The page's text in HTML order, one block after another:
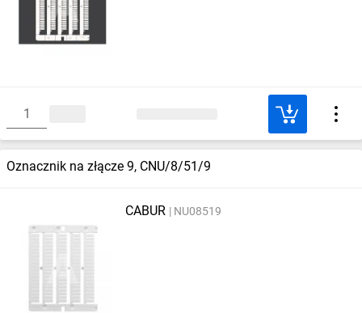
Oznacznik na złącze 9, CNU/8/51/9
CABUR NU08519